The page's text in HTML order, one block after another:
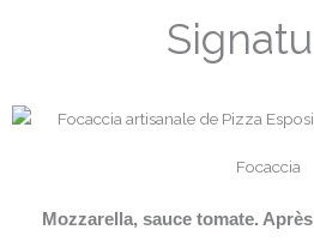
Focaccia
Mozzarella, sauce tomate.